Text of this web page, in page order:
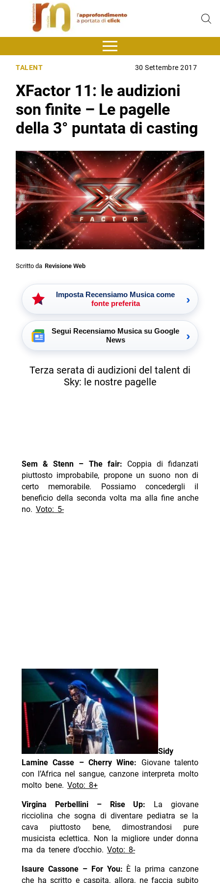
TALENT 30 Settembre 2017
XFactor 11: le audizioni
son finite – Le pagelle
della 3° puntata di casting
Scritto da Revisione Web
Imposta Recensiamo Musica come
fonte preferita
›
Segui Recensiamo Musica su Google
News
›
Terza serata di audizioni del talent di
Sky: le nostre pagelle
Sem & Stenn – The fair: Coppia di fidanzati
piuttosto improbabile, propone un suono non di
certo memorabile. Possiamo concedergli il
beneficio della seconda volta ma alla fine anche
no. Voto: 5-
Sidy
Lamine Casse – Cherry Wine: Giovane talento
con l’Africa nel sangue, canzone interpreta molto
molto bene. Voto: 8+
Virgina Perbellini – Rise Up: La giovane
ricciolina che sogna di diventare pediatra se la
cava piuttosto bene, dimostrandosi pure
musicista eclettica. Non la migliore under donna
ma da tenere d’occhio. Voto: 8-
Isaure Cassone – For You: È la prima canzone
che ha scritto e caspita, allora, ne faccia subito